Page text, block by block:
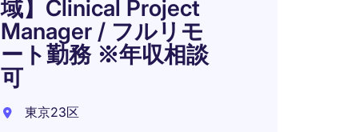
域】Clinical Project
Manager / フルリモ
ート勤務 ※年収相談
可
東京23区